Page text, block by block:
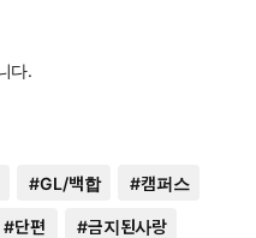
다.
#GL/백합 #캠퍼스
#단편 #금지된사랑